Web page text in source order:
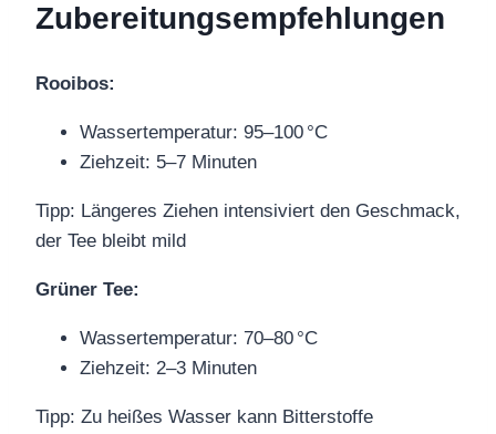
Zubereitungsempfehlungen
Rooibos:
Wassertemperatur: 95–100 °C
Ziehzeit: 5–7 Minuten
Tipp: Längeres Ziehen intensiviert den Geschmack,
der Tee bleibt mild
Grüner Tee:
Wassertemperatur: 70–80 °C
Ziehzeit: 2–3 Minuten
Tipp: Zu heißes Wasser kann Bitterstoffe